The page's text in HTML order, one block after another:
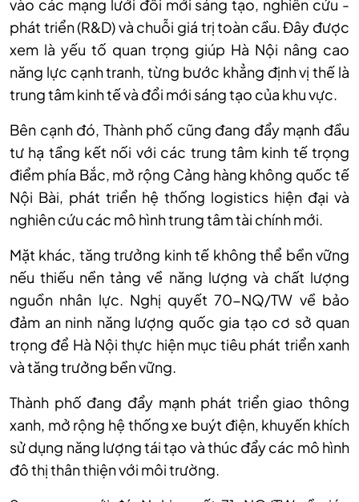
vào các mạng lưới đổi mới sáng tạo, nghiên cứu -
phát triển (R&D) và chuỗi giá trị toàn cầu. Đây được
xem là yếu tố quan trọng giúp Hà Nội nâng cao
năng lực cạnh tranh, từng bước khẳng định vị thế là
trung tâm kinh tế và đổi mới sáng tạo của khu vực.
Bên cạnh đó, Thành phố cũng đang đẩy mạnh đầu
tư hạ tầng kết nối với các trung tâm kinh tế trọng
điểm phía Bắc, mở rộng Cảng hàng không quốc tế
Nội Bài, phát triển hệ thống logistics hiện đại và
nghiên cứu các mô hình trung tâm tài chính mới.
Mặt khác, tăng trưởng kinh tế không thể bền vững
nếu thiếu nền tảng về năng lượng và chất lượng
nguồn nhân lực. Nghị quyết 70-NQ/TW về bảo
đảm an ninh năng lượng quốc gia tạo cơ sở quan
trọng để Hà Nội thực hiện mục tiêu phát triển xanh
và tăng trưởng bền vững.
Thành phố đang đẩy mạnh phát triển giao thông
xanh, mở rộng hệ thống xe buýt điện, khuyến khích
sử dụng năng lượng tái tạo và thúc đẩy các mô hình
đô thị thân thiện với môi trường.